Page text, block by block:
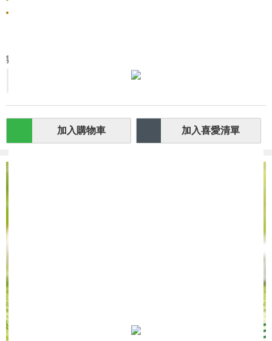
數量:
加入購物車 加入喜愛清單